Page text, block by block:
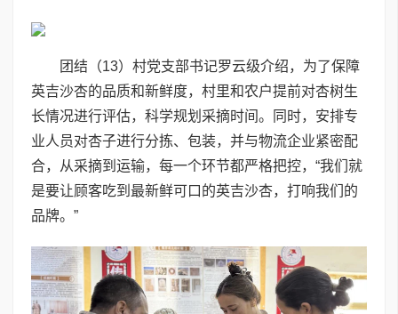
团结（13）村党支部书记罗云级介绍，为了保障
英吉沙杏的品质和新鲜度，村里和农户提前对杏树生
长情况进行评估，科学规划采摘时间。同时，安排专
业人员对杏子进行分拣、包装，并与物流企业紧密配
合，从采摘到运输，每一个环节都严格把控，“我们就
是要让顾客吃到最新鲜可口的英吉沙杏，打响我们的
品牌。”